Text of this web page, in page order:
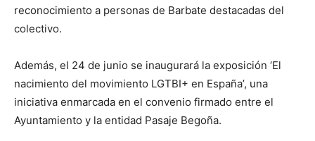
reconocimiento a personas de Barbate destacadas del
colectivo.
Además, el 24 de junio se inaugurará la exposición ‘El
nacimiento del movimiento LGTBI+ en España’, una
iniciativa enmarcada en el convenio firmado entre el
Ayuntamiento y la entidad Pasaje Begoña.